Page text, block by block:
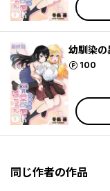
幼馴染の
100
ポイント
同じ作者の作品